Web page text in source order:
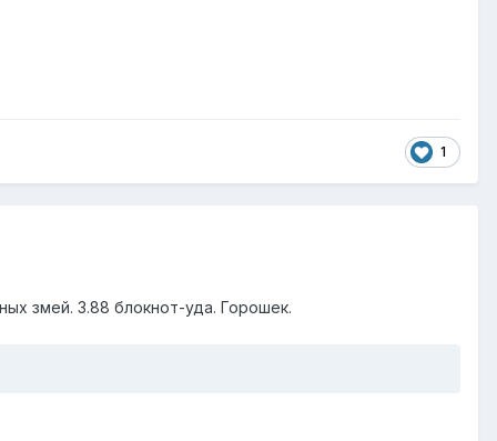
1
змей. 3.88 блокнот-уда. Горошек.